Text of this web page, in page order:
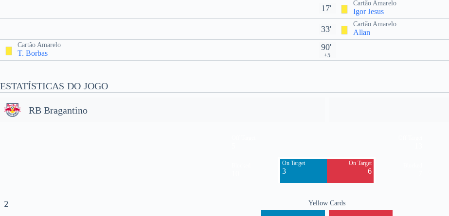
17'
Cartão Amarelo
Igor Jesus
33'
Cartão Amarelo
Allan
Cartão Amarelo
T. Borbas
90'
+5
ESTATÍSTICAS DO JOGO
RB Bragantino
On Target
3
On Target
6
2 Yellow Cards